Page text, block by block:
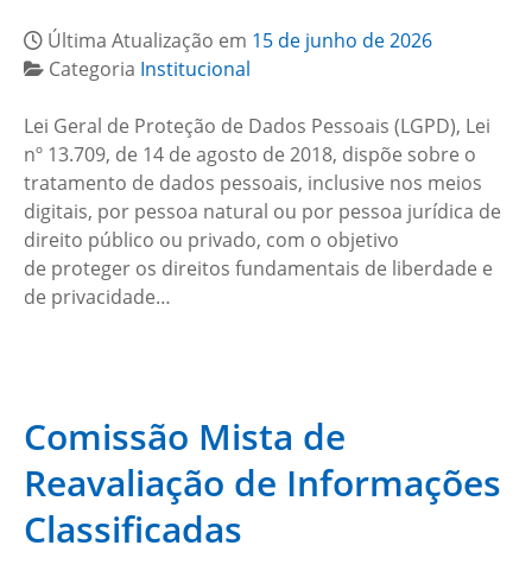
Última Atualização em 15 de junho de 2026
Categoria Institucional
Lei Geral de Proteção de Dados Pessoais (LGPD), Lei
nº 13.709, de 14 de agosto de 2018, dispõe sobre o
tratamento de dados pessoais, inclusive nos meios
digitais, por pessoa natural ou por pessoa jurídica de
direito público ou privado, com o objetivo
de proteger os direitos fundamentais de liberdade e
de privacidade…
Comissão Mista de
Reavaliação de Informações
Classificadas